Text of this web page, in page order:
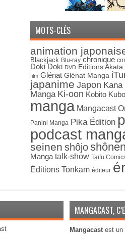
MOTS-CLÉS
animation
Blackjack Blu-ray chronique
Doki Doki DVD Editions Akata
film Glénat Glénat Manga
japanime Japon Kana
Manga Ki-oon Kobito Kubo
manga Mangacast
Panini Manga Pika Édition
podcast
seinen shôjoshônen
Manga talk-show Taïfu
Éditions Tonkam éditeur
MANGACAST,
Mangacastest un